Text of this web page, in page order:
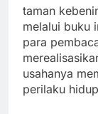
taman
melalui buku
para
usahanya
perilaku